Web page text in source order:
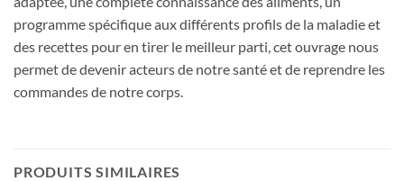
programme spécifique aux différents profils de la maladie et
des recettes pour en tirer le meilleur parti, cet ouvrage nous
permet de devenir acteurs de notre santé et de reprendre les
commandes de notre corps.
PRODUITS SIMILAIRES